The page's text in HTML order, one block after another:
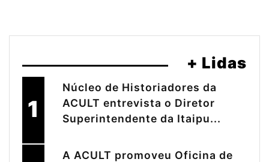
+ Lidas
1
Núcleo de Historiadores da
ACULT entrevista o Diretor
Superintendente da Itaipu...
A ACULT promoveu Oficina de